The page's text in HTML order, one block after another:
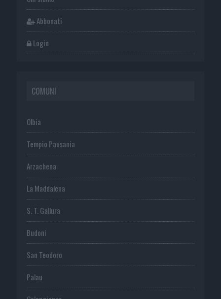
Abbonati
Login
COMUNI
Olbia
Tempio Pausania
Arzachena
La Maddalena
S. T. Gallura
Budoni
San Teodoro
Palau